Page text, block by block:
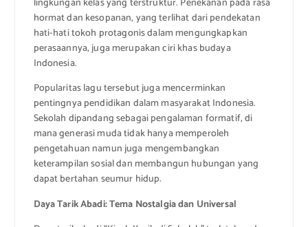
lingkungan kelas yang terstruktur. Penekanan pada rasa
hormat dan kesopanan, yang terlihat dari pendekatan
hati-hati tokoh protagonis dalam mengungkapkan
perasaannya, juga merupakan ciri khas budaya
Indonesia.
Popularitas lagu tersebut juga mencerminkan
pentingnya pendidikan dalam masyarakat Indonesia.
Sekolah dipandang sebagai pengalaman formatif, di
mana generasi muda tidak hanya memperoleh
pengetahuan namun juga mengembangkan
keterampilan sosial dan membangun hubungan yang
dapat bertahan seumur hidup.
Daya Tarik Abadi: Tema Nostalgia dan Universal